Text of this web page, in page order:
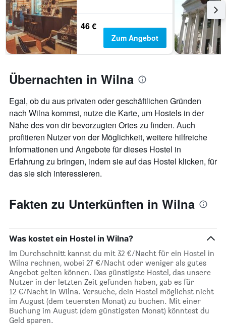
46 €
Zum Angebot
Übernachten in Wilna
Egal, ob du aus privaten oder geschäftlichen Gründen
nach Wilna kommst, nutze die Karte, um Hostels in der
Nähe des von dir bevorzugten Ortes zu finden. Auch
profitieren Nutzer von der Möglichkeit, weitere hilfreiche
Informationen und Angebote für dieses Hostel in
Erfahrung zu bringen, indem sie auf das Hostel klicken, für
das sie sich interessieren.
Fakten zu Unterkünften in Wilna
Was kostet ein Hostel in Wilna?
Im Durchschnitt kannst du mit 32 €/Nacht für ein Hostel in
Wilna rechnen, wobei 27 €/Nacht oder weniger als gutes
Angebot gelten können. Das günstigste Hostel, das unsere
Nutzer in der letzten Zeit gefunden haben, gab es für
12 €/Nacht in Wilna. Versuche, dein Hostel möglichst nicht
im August (dem teuersten Monat) zu buchen. Mit einer
Buchung im August (dem günstigsten Monat) könntest du
Geld sparen.